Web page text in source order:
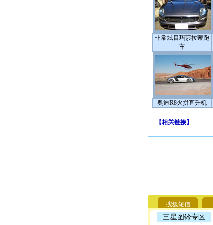
非常炫目玛莎拉蒂跑
车
奥迪R8火拼直升机
【相关链接】
搜狐短信
三星图铃专区